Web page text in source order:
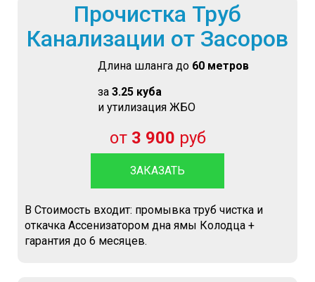
Прочистка Труб
Канализации от Засоров
Длина шланга до 60 метров
за 3.25 куба
и утилизация ЖБО
от 3 900 руб
ЗАКАЗАТЬ
В Стоимость входит: промывка труб чистка и
откачка Ассенизатором дна ямы Колодца +
гарантия до 6 месяцев.